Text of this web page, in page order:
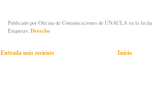
Publicado por Oficina de Comunicaciones de UNAULA en la fecha
Etiquetas: Derecho
Entrada más reciente Inicio